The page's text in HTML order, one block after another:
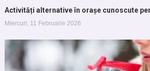
Activități alternative în orașe cunoscute
Miercuri, 11 Februarie 2026